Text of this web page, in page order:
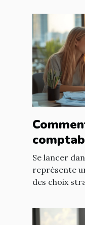
le
Se lancer
représente
des choix